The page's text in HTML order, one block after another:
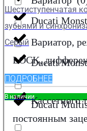
Ducati
Ducati
Ducati
Вариатор,
LOCK,
Кассетного
постоянным
Шестиступенчатая
зубьями и
Серый
ПОДРОБНЕЕ
В наличии